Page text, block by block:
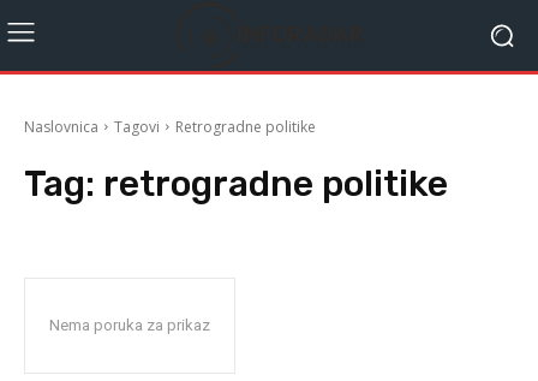
Naslovnica Tagovi Retrogradne politike
Tag: retrogradne politike
Nema poruka za prikaz